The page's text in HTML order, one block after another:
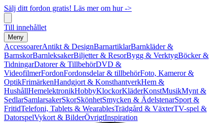
Sälj ditt fordon gratis! Läs mer om hur ->
Till innehållet
Meny
AccessoarerAntikt & DesignBarnartiklarBarnkläder &
BarnskorBarnleksakerBiljetter & ResorBygg & VerktygBöcker &
TidningarDatorer & TillbehörDVD &
VideofilmerFordonFordonsdelar & tillbehörFoto, Kameror &
OptikFrimärkenHandgjort & KonsthantverkHem &
HushållHemelektronikHobbyKlockorKläderKonstMusikMynt &
SedlarSamlarsakerSkorSkönhetSmycken & ÄdelstenarSport &
FritidTelefoni, Tablets & WearablesTrädgård & VäxterTV-spel &
DatorspelVykort & BilderÖvrigtInspiration